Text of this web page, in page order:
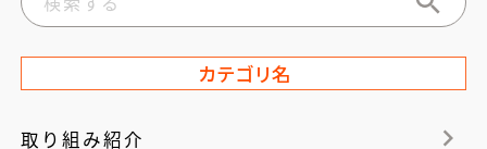
カテゴリ名
取り組み紹介